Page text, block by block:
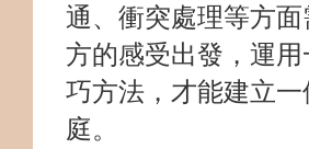
通、衝突處理等方
方的感受出發，運
巧方法，才能建立一
庭。